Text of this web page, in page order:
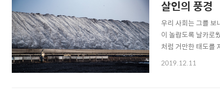
살인의 풍경
우리 사회는 그를 보
이 놀랍도록 날카로
처럼 거만한 태도를
2019.12.11